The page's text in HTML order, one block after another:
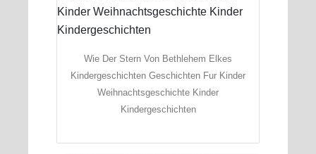
Wie Der Stern Von Bethlehem Elkes
Kindergeschichten Geschichten Fur Kinder
Weihnachtsgeschichte Kinder
Kindergeschichten